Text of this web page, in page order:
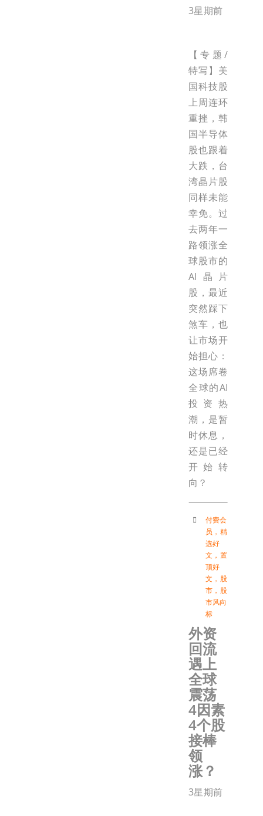
3星期前
【专题/
特写】美
国科技股
上周连环
重挫，韩
国半导体
股也跟着
大跌，台
湾晶片股
同样未能
幸免。过
去两年一
路领涨全
球股市的
AI晶片
股，最近
突然踩下
煞车，也
让市场开
始担心：
这场席卷
全球的AI
投资热
潮，是暂
时休息，
还是已经
开始转
向？
付费会
员 ， 精
选好
文 ， 置
顶好
文 ， 股
市 ， 股
市风向
标
外资
回流
遇上
全球
震荡
4因素
4个股
接棒
领
涨？
3星期前